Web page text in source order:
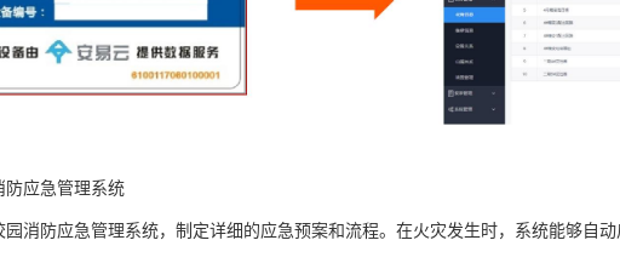
防应急管理系统
园消防应急管理系统，制定详细的应急预案和流程。在火灾发生时，系统能够自